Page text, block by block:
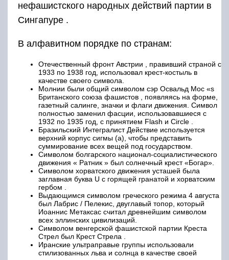
нефашистского народных действий партии в
Сингапуре .
В алфавитном порядке по странам:
Отечественный фронт Австрии , правивший страной с
1933 по 1938 год, использовал крест-костыль в
качестве своего символа.
Молнии были общий символом сэр Освальд Мос «s
Британского союза фашистов , появляясь на форме,
газетный салинге, значки и флаги движения. Символ
полностью заменил фасции, использовавшиеся с
1932 по 1935 год, с принятием Flash и Circle .
Бразильский Интегралист Действие используется
верхний корпус сигмы (а), чтобы представить
суммирование всех вещей под государством.
Символом болгарского национал-социалистического
движения « Ратник » был солнечный крест «Богар».
Символом хорватского движения усташей была
заглавная буква U с горящей гранатой и хорватским
гербом .
Выдающимся символом греческого режима 4 августа
был Лабрис / Пелекис, двуглавый топор, который
Иоаннис Метаксас считал древнейшим символом
всех эллинских цивилизаций.
Символом венгерской фашистской партии Креста
Стрел был Крест Стрела .
Иранские ультраправые группы использовали
стилизованных льва и солнца в качестве своей